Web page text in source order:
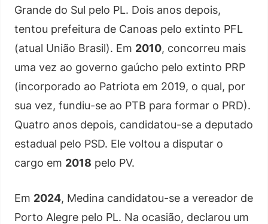
Grande do Sul pelo PL. Dois anos depois,
tentou prefeitura de Canoas pelo extinto PFL
(atual União Brasil). Em 2010, concorreu mais
uma vez ao governo gaúcho pelo extinto PRP
(incorporado ao Patriota em 2019, o qual, por
sua vez, fundiu-se ao PTB para formar o PRD).
Quatro anos depois, candidatou-se a deputado
estadual pelo PSD. Ele voltou a disputar o
cargo em 2018 pelo PV.
Em 2024, Medina candidatou-se a vereador de
Porto Alegre pelo PL. Na ocasião, declarou um